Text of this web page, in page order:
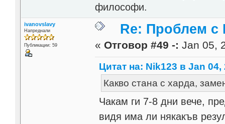
философи.
ivanovslavy
Напреднали
Публикации: 59
Re: Проблем с
« Отговор #49 -: Jan 05,
Цитат на: Nik123 в Jan 04,
Какво стана с харда,
Чакам ги 7-8 дни вече,
видя има ли някакъв